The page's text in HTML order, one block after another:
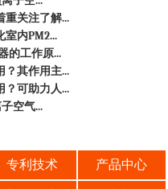
重关注了解...
内PM2...
的工作原...
？其作用主...
？可助力人...
空气...
专利技术 产品中心